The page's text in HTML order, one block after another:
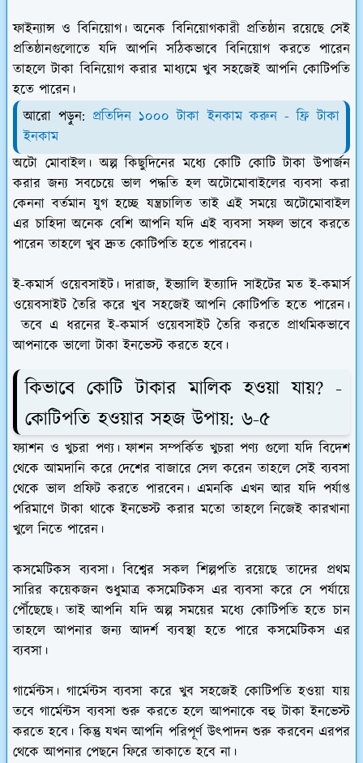
ফাইন্যান্স ও বিনিয়োগ।অনেক বিনিয়োগকারী প্রতিষ্ঠান রয়েছে সেই
প্রতিষ্ঠানগুলোতে যদি আপনি সঠিকভাবে বিনিয়োগ করতে পারেন
তাহলে টাকা বিনিয়োগ করার মাধ্যমে খুব সহজেই আপনি কোটিপতি
হতে পারেন।
আরো পড়ুন: প্রতিদিন ১০০০ টাকা ইনকাম করুন - ফ্রি টাকা
ইনকাম
অটো মোবাইল।অল্প কিছুদিনের মধ্যে কোটি কোটি টাকা উপার্জন
করার জন্য সবচেয়ে ভাল পদ্ধতি হল অটোমোবাইলের ব্যবসা করা
কেননা বর্তমান যুগ হচ্ছে যন্ত্রচালিত তাই এই সময়ে অটোমোবাইল
এর চাহিদা অনেক বেশি আপনি যদি এই ব্যবসা সফল ভাবে করতে
পারেন তাহলে খুব দ্রুত কোটিপতি হতে পারবেন।
ই-কমার্স ওয়েবসাইট।দারাজ, ইভ্যালি ইত্যাদি সাইটের মত ই-কমার্স
ওয়েবসাইট তৈরি করে খুব সহজেই আপনি কোটিপতি হতে পারেন।
তবে এ ধরনের ই-কমার্স ওয়েবসাইট তৈরি করতে প্রাথমিকভাবে
আপনাকে ভালো টাকা ইনভেস্ট করতে হবে।
কিভাবে কোটি টাকার মালিক হওয়া যায়? -
কোটিপতি হওয়ার সহজ উপায়: ৬-৫
ফ্যাশন ও খুচরা পণ্য।ফাশন সম্পর্কিত খুচরা পণ্য গুলো যদি বিদেশ
থেকে আমদানি করে দেশের বাজারে সেল করেন তাহলে সেই ব্যবসা
থেকে ভাল প্রফিট করতে পারবেন। এমনকি এখন আর যদি পর্যাপ্ত
পরিমাণে টাকা থাকে ইনভেস্ট করার মতো তাহলে নিজেই কারখানা
খুলে নিতে পারেন।
কসমেটিকস ব্যবসা।বিশ্বের সকল শিল্পপতি রয়েছে তাদের প্রথম
সারির কয়েকজন শুধুমাত্র কসমেটিকস এর ব্যবসা করে সে পর্যায়ে
পৌঁছেছে। তাই আপনি যদি অল্প সময়ের মধ্যে কোটিপতি হতে চান
তাহলে আপনার জন্য আদর্শ ব্যবস্থা হতে পারে কসমেটিকস এর
ব্যবসা।
গার্মেন্টস। গার্মেন্টস ব্যবসা করে খুব সহজেই কোটিপতি হওয়া যায়
তবে গার্মেন্টস ব্যবসা শুরু করতে হলে আপনাকে বহু টাকা ইনভেস্ট
করতে হবে। কিন্তু যখন আপনি পরিপূর্ণ উৎপাদন শুরু করবেন এরপর
থেকে আপনার পেছনে ফিরে তাকাতে হবে না।